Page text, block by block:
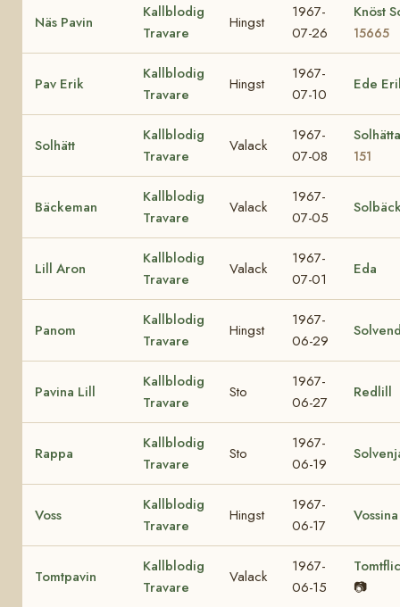
Näs Pavin
Kallblodig
Travare
Hingst
1967-
07-26
Knöst
15665
Pav Erik
Kallblodig
Travare
Hingst
1967-
07-10
Ede
Solhätt
Kallblodig
Travare
Valack
1967-
07-08
151
Bäckeman
Kallblodig
Travare
Valack
1967-
07-05
Lill Aron
Kallblodig
Travare
Valack
1967-
07-01
Eda
Panom
Kallblodig
Travare
Hingst
1967-
06-29
Pavina Lill
Kallblodig
Travare
Sto
1967-
06-27
Redlill
Rappa
Kallblodig
Travare
Sto
1967-
06-19
Voss
Kallblodig
Travare
Hingst
1967-
06-17
Vossina
Tomtpavin
Kallblodig
Travare
Valack
1967-
06-15
📷